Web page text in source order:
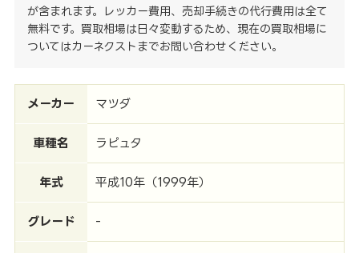
が含まれます。レッカー費用、売却手続きの代行費用は全て
無料です。買取相場は日々変動するため、現在の買取相場に
ついてはカーネクストまでお問い合わせください。
メーカー マツダ
車種名 ラピュタ
年式 平成10年（1999年）
グレード -